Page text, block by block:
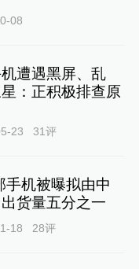
08
遭遇黑屏、乱
：正积极排查原
23 31评
手机被曝拟由中
货量五分之一
18 28评